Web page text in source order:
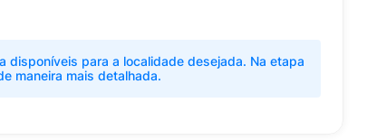
disponíveis para a localidade desejada. Na etapa
maneira mais detalhada.